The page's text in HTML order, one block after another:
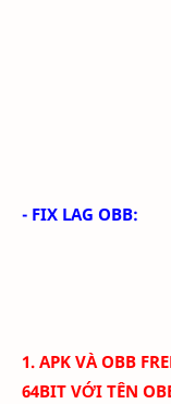
- FIX LAG OBB:
1. APK VÀOBB
64BIT VỚI TÊN